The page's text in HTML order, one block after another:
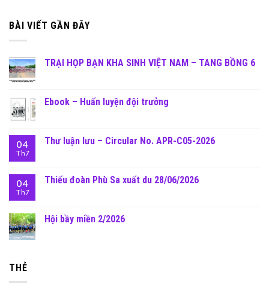
BÀI VIẾT GẦN ĐÂY
TRẠI HỌP BẠN KHA SINH VIỆT NAM – TANG BỒNG 6
Ebook – Huấn luyện đội trưởng
04
Th7
Thư luận lưu – Circular No. APR-C05-2026
04
Th7
Thiếu đoàn Phù Sa xuất du 28/06/2026
Hội bầy miền 2/2026
THẺ